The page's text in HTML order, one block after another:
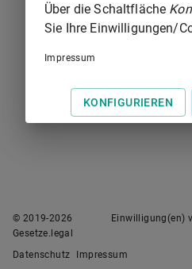
© 2019-2026
Gesetze.legal
Einwilligung(en)
Datenschutz Impressum
Über die Schaltfläche
Sie Ihre Einwilligungen/
Impressum
KONFIGURIEREN